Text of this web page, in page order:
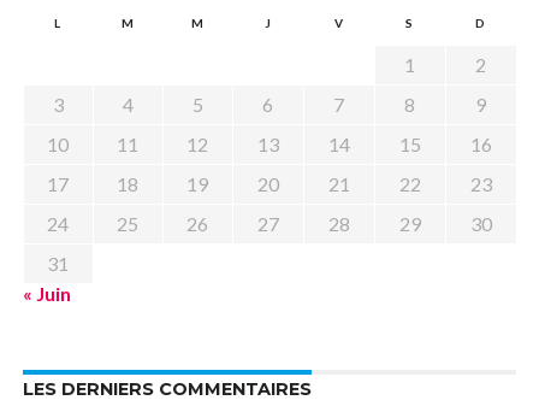
L M M J V S D
1
2
3
4 5 6 7 8
9
10
11 12 13 14 15
16
17
18 19 20 21 22
23
24
25 26 27 28 29
30
31
« Juin
LES DERNIERS COMMENTAIRES